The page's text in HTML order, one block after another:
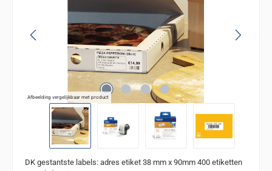
Afbeelding vergelijkbaar met product
DK gestantste labels: adres etiket 38 mm x 90mm 400 etiketten